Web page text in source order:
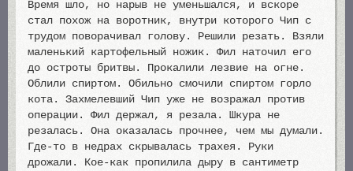
Время шло, но нарыв не уменьшался, и вскоре
стал похож на воротник, внутри которого Чип с
трудом поворачивал голову. Решили резать. Взяли
маленький картофельный ножик. Фил наточил его
до остроты бритвы. Прокалили лезвие на огне.
Облили спиртом. Обильно смочили спиртом горло
кота. Захмелевший Чип уже не возражал против
операции. Фил держал, я резала. Шкура не
резалась. Она оказалась прочнее, чем мы думали.
Где-то в недрах скрывалась трахея. Руки
дрожали. Кое-как пропилила дыру в сантиметр